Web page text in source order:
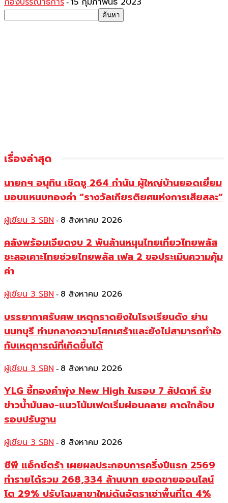
-
เรื่องล่าสุด
นายกฯ อนุทิน เชิดชู 264 กำนัน ผู้ใหญ่บ้านยอดเยี่ยม
มอบแหนบทองคำ “รางวัลเกียรติยศแห่งการเสียสละ”
ผู้เขียน 3 SBN - 8 สิงหาคม 2026
คลังพร้อมเจียดงบ 2 พันล้านหนุนไทยเที่ยวไทยพลัส
ชะลอเคาะไทยช่วยไทยพลัส เฟส 2 ขอประเมินความคุ้ม
ค่า
ผู้เขียน 3 SBN - 8 สิงหาคม 2026
บรรยากาศรับศพ เหตุกราดยิงในโรงเรียนดัง ย่าน
นนทบุรี ท่ามกลางความโศกเศร้าและยังไม่สามารถทำใจ
กับเหตุการณ์ที่เกิดขึ้นได้
ผู้เขียน 3 SBN - 8 สิงหาคม 2026
YLG ชี้ทองคำพุ่ง New High ในรอบ 7 สัปดาห์ รับ
ข่าวน้ำมันลง-แนวโน้มเฟดเริ่มผ่อนคลาย คาดใกล้จบ
รอบปรับฐาน
ผู้เขียน 3 SBN - 8 สิงหาคม 2026
ซีพี แอ็กซ์ตร้า เผยผลประกอบการครึ่งปีแรก 2569
ทำรายได้รวม 268,334 ล้านบาท ยอดขายออนไลน์
โต 29% ปรับโฉมสาขาใหม่ดันอัตราเช่าพื้นที่โต 4%